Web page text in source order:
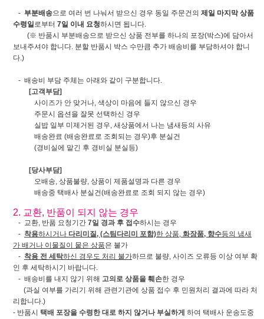
- 부분배송으로 여러 번 나눠서 받으신 경우 동일 주문건의 제일 마지막 상품
수령일로부터 7일 이내 요청하시면 됩니다.
(※ 반품시 부분배송으로 받으신 상품 전부를 하나의 포장(박스)에 담아서
보내주셔야 합니다. 분할 반품시 박스 수만큼 추가 배송비를 부담하셔야 합니
다.)
- 배송비 부담 주체는 아래와 같이 구분합니다.
[고객부담]
사이즈가 안 맞거나, 색상이 마음에 들지 않으신 경우
주문시 옵션을 잘못 선택하신 경우
실밥 일부 미제거된 경우, 새상품에서 나는 냄새등의 사유
배송완료 (배송완료로 조회되는 경우)후 분실건
(경비실에 맡긴 후 경비실 분실등)
[당사부담]
오배송, 상품불량, 상품이 제품설명과 다른 경우
배송중 택배사 분실건(배송완료로 조회 되지 않는 경우)
2. 교환, 반품이 되지 않는 경우
- 교환, 반품 요청기간 7일 경과 후 접수하시는 경우
- 착용하시거나 다리미질, (스팀다리미 포함)한 상품, 화장품, 향수등의 냄새
가 배거나 이물질이 뭍은 상품은 불가
- 착용 전 세탁하신 경우도 처리 불가하므로 불량, 사이즈 오류등 이상 여부 확
인 후 세탁하시기 바랍니다.
- 배송비를 내지 않기 위해 고의로 상품을 훼손한 경우
(과실 여부를 가리기 위해 관련기관에 상품 접수 후 민원처리 결과에 따라 처
리합니다.)
- 반품시 택배 포장을 수령한 대로 하지 않거나 부실하게 하여 택배사 운송도중